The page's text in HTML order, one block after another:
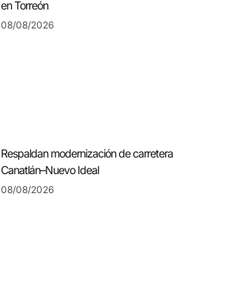
en Torreón
08/08/2026
Respaldan modernización de carretera
Canatlán–Nuevo Ideal
08/08/2026